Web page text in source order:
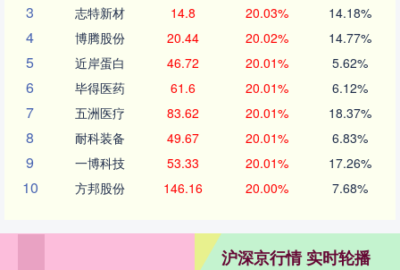
3 志特新材 14.8 20.03% 14.18%
4 博腾股份 20.44 20.02% 14.77%
5 近岸蛋白 46.72 20.01% 5.62%
6 毕得医药 61.6 20.01% 6.12%
7 五洲医疗 83.62 20.01% 18.37%
8 耐科装备 49.67 20.01% 6.83%
9 一博科技 53.33 20.01% 17.26%
10 方邦股份 146.16 20.00% 7.68%
沪深京行情 实时轮播